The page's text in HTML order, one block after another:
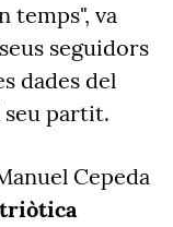
temps", va
seguidors
dades del
seu partit.
Cepeda